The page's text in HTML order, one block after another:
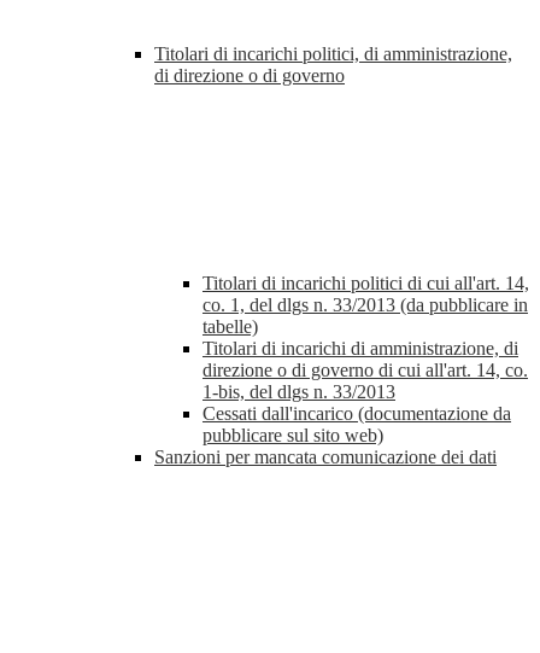
Titolari di incarichi politici, di amministrazione,
di direzione o di governo
Titolari di incarichi politici di cui all'art. 14,
co. 1, del dlgs n. 33/2013 (da pubblicare in
tabelle)
Titolari di incarichi di amministrazione, di
direzione o di governo di cui all'art. 14, co.
1-bis, del dlgs n. 33/2013
Cessati dall'incarico (documentazione da
pubblicare sul sito web)
Sanzioni per mancata comunicazione dei dati